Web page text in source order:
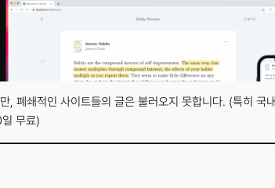
폐쇄적인 사이트들의 글은 불러오지 못합니다. (특히
무료)